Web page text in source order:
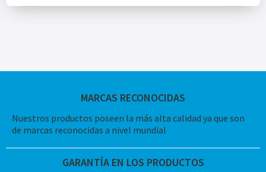
MARCAS RECONOCIDAS
Nuestros productos poseen la más alta calidad ya que son
de marcas reconocidas a nivel mundial
GARANTÍA EN LOS PRODUCTOS